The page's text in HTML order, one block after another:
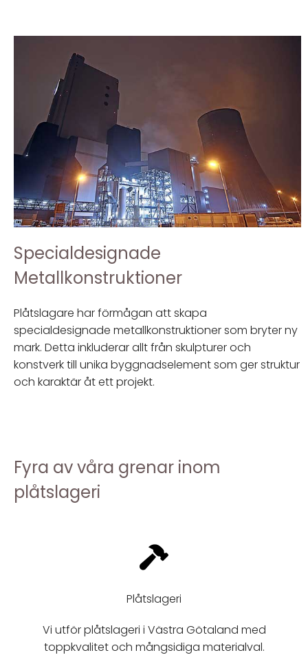
Specialdesignade
Metallkonstruktioner
Plåtslagare har förmågan att skapa
specialdesignade metallkonstruktioner som bryter ny
mark. Detta inkluderar allt från skulpturer och
konstverk till unika byggnadselement som ger struktur
och karaktär åt ett projekt.
Fyra av våra grenar inom
plåtslageri
Plåtslageri
Vi utför plåtslageri i Västra Götaland med
toppkvalitet och mångsidiga materialval.